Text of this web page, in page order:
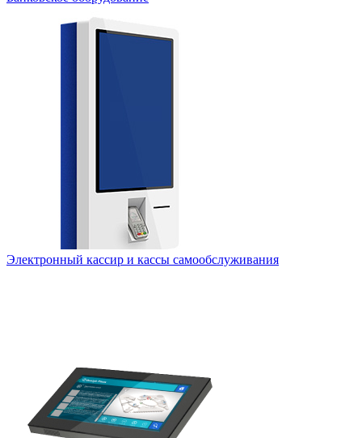
Электронный кассир и кассы самообслуживания